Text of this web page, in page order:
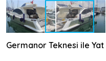
Germanor Teknesi ile